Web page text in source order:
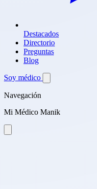
Destacados
Directorio
Preguntas
Blog
Soy médico
Navegación
Mi Médico Manik